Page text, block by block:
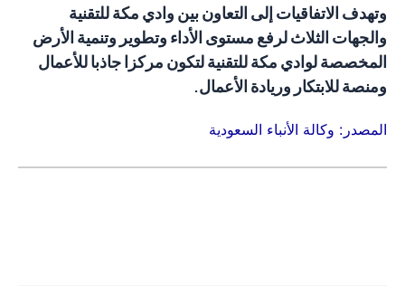
وتهدف الاتفاقيات إلى التعاون بين وادي مكة للتقنية
والجهات الثلاث لرفع مستوى الأداء وتطوير وتنمية الأرض
المخصصة لوادي مكة للتقنية لتكون مركزا جاذبا للأعمال
ومنصة للابتكار وريادة الأعمال.
المصدر: وكالة الأنباء السعودية